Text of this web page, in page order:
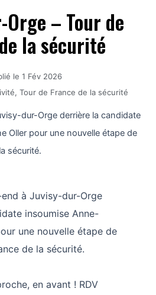
– Tour de
la sécurité
le 1 Fév 2026
, Tour de France de la sécurité
dur-Orge derrière la candidate
Oller pour une nouvelle étape de
sécurité.
à Juvisy-dur-Orge
insoumise Anne-
une nouvelle étape de
de la sécurité.
en avant ! RDV